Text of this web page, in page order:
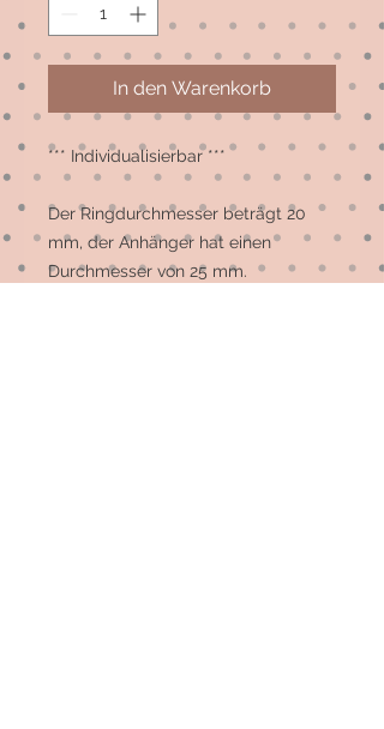
In den Warenkorb
*** Individualisierbar ***
Der Ringdurchmesser beträgt 20
mm, der Anhänger hat einen
Durchmesser von 25 mm.